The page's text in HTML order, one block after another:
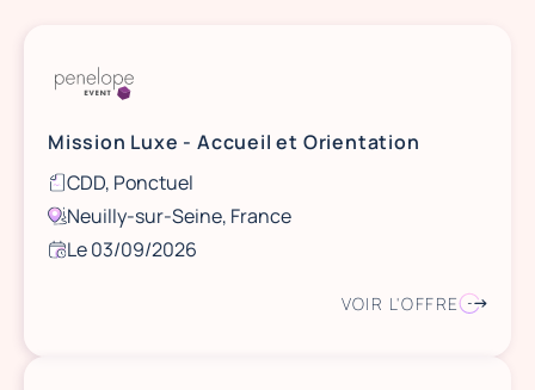
Mission Luxe - Accueil et Orientation
CDD, Ponctuel
Neuilly-sur-Seine, France
Le 03/09/2026
VOIR L'OFFRE